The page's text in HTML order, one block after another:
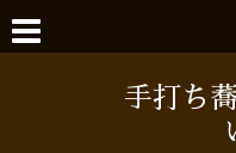
手打ち